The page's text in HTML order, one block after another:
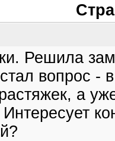
Решила
вопрос
а